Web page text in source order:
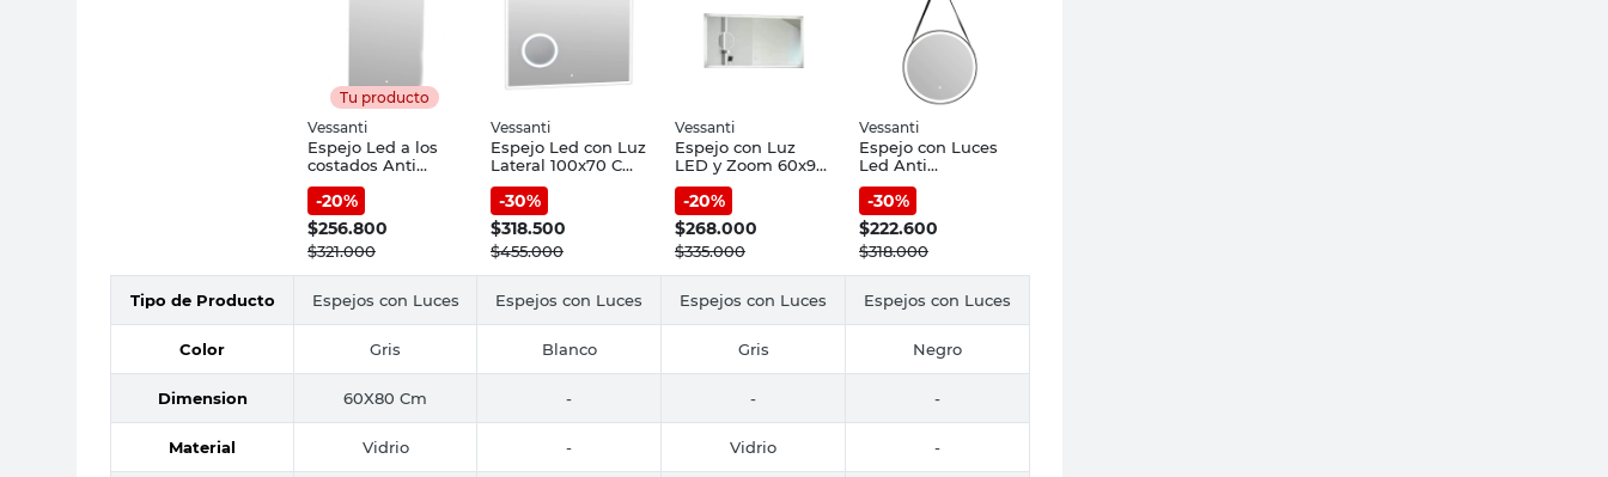
Tu producto
Vessanti
Espejo Led a los
costados Anti
empañante 60x80
Cm Vessanti
-20%
$256.800
$321.000
Vessanti
Espejo Led con Luz
Lateral 100x70 Cm
Touch Zoom
Vessanti
-30%
$318.500
$455.000
Vessanti
Espejo con Luz
LED y Zoom 60x90
Cm Vidrio Gris
Vessanti
-20%
$268.000
$335.000
Vessanti
Espejo con Luces
Led Anti
Empañante 60X60
Cm Negro Vessanti
-30%
$222.600
$318.000
Tipo de Producto Espejos con Luces Espejos con Luces Espejos con Luces Espejos con Luces
Color Gris Blanco Gris Negro
Dimension 60X80 Cm - - -
Material Vidrio - Vidrio -